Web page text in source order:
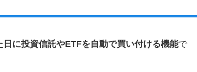
日に投資信託やETFを自動で買い付ける機能で